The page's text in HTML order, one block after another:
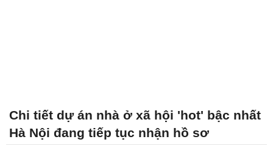
Chi tiết dự án nhà ở xã hội 'hot' bậc nhất
Hà Nội đang tiếp tục nhận hồ sơ